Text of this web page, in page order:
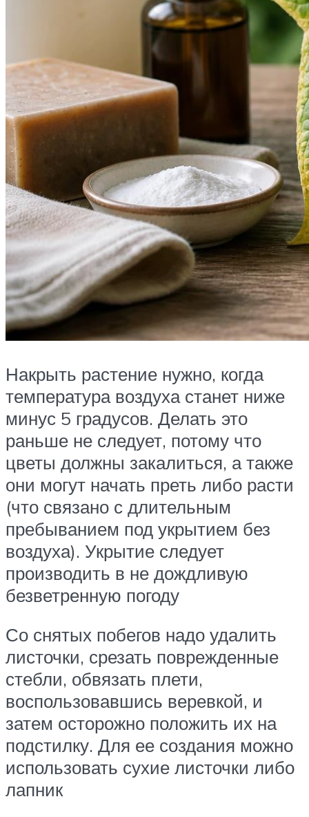
Накрыть растение нужно, когда
температура воздуха станет ниже
минус 5 градусов. Делать это
раньше не следует, потому что
цветы должны закалиться, а также
они могут начать преть либо расти
(что связано с длительным
пребыванием под укрытием без
воздуха). Укрытие следует
производить в не дождливую
безветренную погоду
Со снятых побегов надо удалить
листочки, срезать поврежденные
стебли, обвязать плети,
воспользовавшись веревкой, и
затем осторожно положить их на
подстилку. Для ее создания можно
использовать сухие листочки либо
лапник